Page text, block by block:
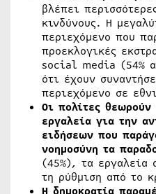
βλέπει
κινδύνους. Η
περιεχόμενο που
προεκλογικές
social media (54%
ότι έχουν
περιεχόμενο σε
Οι πολίτες
εργαλεία για την
ειδήσεων που
νοημοσύνη τα
(45%), τα εργαλεία
τη ρύθμιση από το